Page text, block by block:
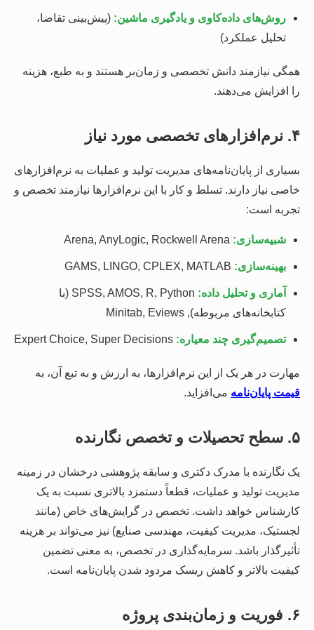
روش‌های داده‌کاوی و یادگیری ماشین: (پیش‌بینی تقاضا،
تحلیل عملکرد)
همگی نیازمند دانش تخصصی و زمان‌بر هستند و به طبع، هزینه
را افزایش می‌دهند.
۴. نرم‌افزارهای تخصصی مورد نیاز
بسیاری از پایان‌نامه‌های مدیریت تولید و عملیات به نرم‌افزارهای
خاصی نیاز دارند. تسلط و کار با این نرم‌افزارها نیازمند تخصص و
تجربه است:
شبیه‌سازی:
بهینه‌سازی:
آماری و تحلیل داده:
SPSS, AMOS, R, Python (با
کتابخانه‌های مربوطه), Minitab, Eviews
تصمیم‌گیری چند معیاره:
مهارت در هر یک از این نرم‌افزارها، به ارزش و به تبع آن، به
قیمت پایان‌نامه می‌افزاید.
۵. سطح تحصیلات و تخصص نگارنده
یک نگارنده با مدرک دکتری و سابقه پژوهشی درخشان در زمینه
مدیریت تولید و عملیات، قطعاً دستمزد بالاتری نسبت به یک
کارشناس خواهد داشت. تخصص در گرایش‌های خاص (مانند
لجستیک، مدیریت کیفیت، مهندسی صنایع) نیز می‌تواند بر هزینه
تأثیرگذار باشد. سرمایه‌گذاری در تخصص، به معنی تضمین
کیفیت بالاتر و کاهش ریسک مردود شدن پایان‌نامه است.
۶. فوریت و زمان‌بندی پروژه